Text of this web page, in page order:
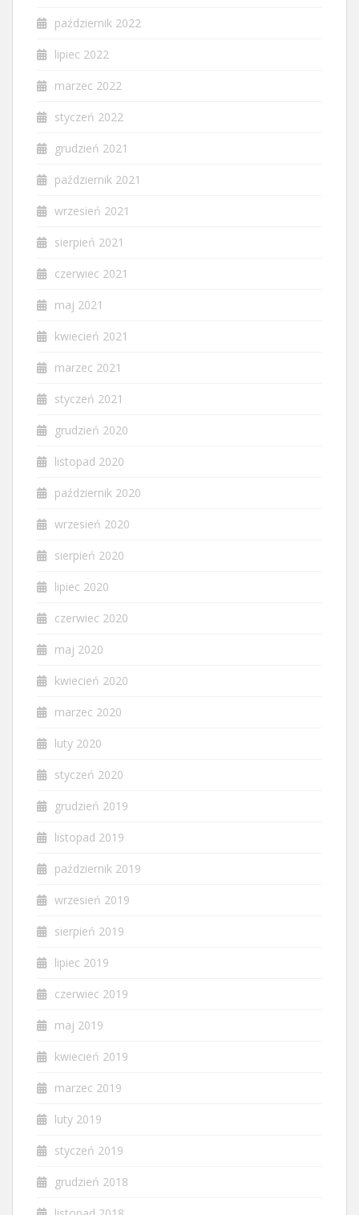
październik 2022
lipiec 2022
marzec 2022
styczeń 2022
grudzień 2021
październik 2021
wrzesień 2021
sierpień 2021
czerwiec 2021
maj 2021
kwiecień 2021
marzec 2021
styczeń 2021
grudzień 2020
listopad 2020
październik 2020
wrzesień 2020
sierpień 2020
lipiec 2020
czerwiec 2020
maj 2020
kwiecień 2020
marzec 2020
luty 2020
styczeń 2020
grudzień 2019
listopad 2019
październik 2019
wrzesień 2019
sierpień 2019
lipiec 2019
czerwiec 2019
maj 2019
kwiecień 2019
marzec 2019
luty 2019
styczeń 2019
grudzień 2018